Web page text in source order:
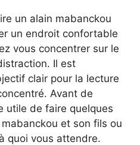
un alain mabanckou
un endroit confortable
vous concentrer sur le
Il est
clair pour la lecture
Avant de
utile de faire quelques
et son fils ou
quoi vous attendre.